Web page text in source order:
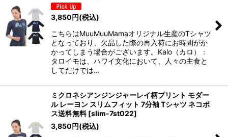
3,850円(税込)
こちらはMuuMuuMamaオリジナル生産のTシャツ
となっており、欠品した際の再入荷にお時間がか
かってしまう場合がございます。Kalo（カロ）：
タロイモは、ハワイ文化において、人々の主食と
してだけでは…
ミクロネシアンジンジャーレイ柄プリント モダー
ル レーヨン スリムフィット 7分袖 Tシャツ ネコポ
ス送料無料 [slim-7st022]
3,850円(税込)